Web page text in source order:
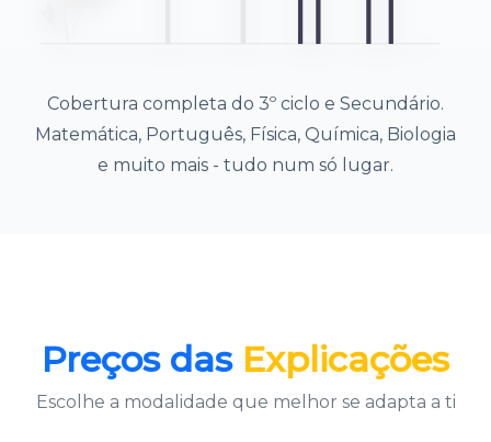
Cobertura completa do 3º ciclo e Secundário.
Matemática, Português, Física, Química, Biologia
e muito mais - tudo num só lugar.
Preços das Explicações
Escolhe a modalidade que melhor se adapta a ti